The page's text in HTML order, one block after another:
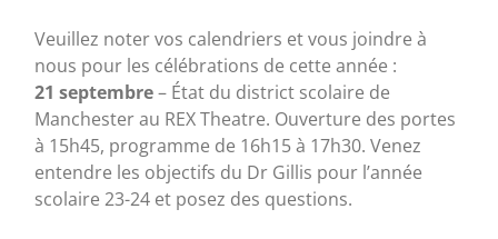
Veuillez noter vos calendriers et vous joindre à
nous pour les célébrations de cette année :
21 septembre– État du district scolaire de
Manchester au REX Theatre. Ouverture des portes
à 15h45, programme de 16h15 à 17h30. Venez
entendre les objectifs du Dr Gillis pour l’année
scolaire 23-24 et posez des questions.